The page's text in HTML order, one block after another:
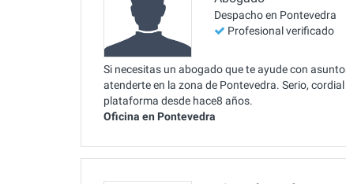
Despacho en Pontevedra
Profesional verificado
Si necesitas un abogado que te ayude con
atenderte en la zona de Pontevedra. Serio,
plataforma desde hace8 años.
Oficina en Pontevedra